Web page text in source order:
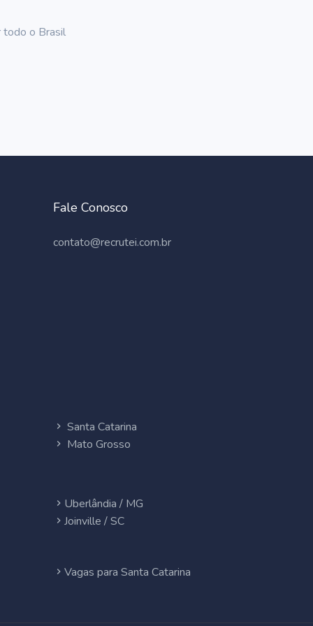
todo o Brasil
Fale Conosco
contato@recrutei.com.br
Santa Catarina
Mato Grosso
Uberlândia / MG
Joinville / SC
Vagas para Santa Catarina